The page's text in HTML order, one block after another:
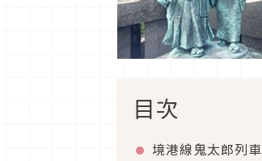
目次
境港線鬼太郎列車